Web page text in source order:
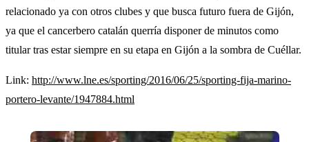
relacionado ya con otros clubes y que busca futuro fuera de Gijón,
ya que el cancerbero catalán querría disponer de minutos como
titular tras estar siempre en su etapa en Gijón a la sombra de Cuéllar.
Link: http://www.lne.es/sporting/2016/06/25/sporting-fija-marino-
portero-levante/1947884.html